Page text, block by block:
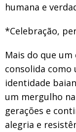
humana e
*Celebração,
Mais do que um
consolida como
identidade
um mergulho
gerações e
alegria e